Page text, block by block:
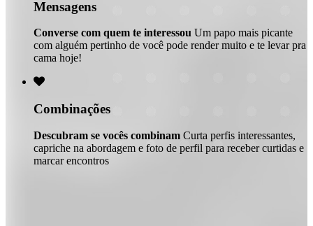
Mensagens
Converse com quem te interessou Um papo mais picante
com alguém pertinho de você pode render muito e te levar pra
cama hoje!

Combinações
Descubram se vocês combinam Curta perfis interessantes,
capriche na abordagem e foto de perfil para receber curtidas e
marcar encontros